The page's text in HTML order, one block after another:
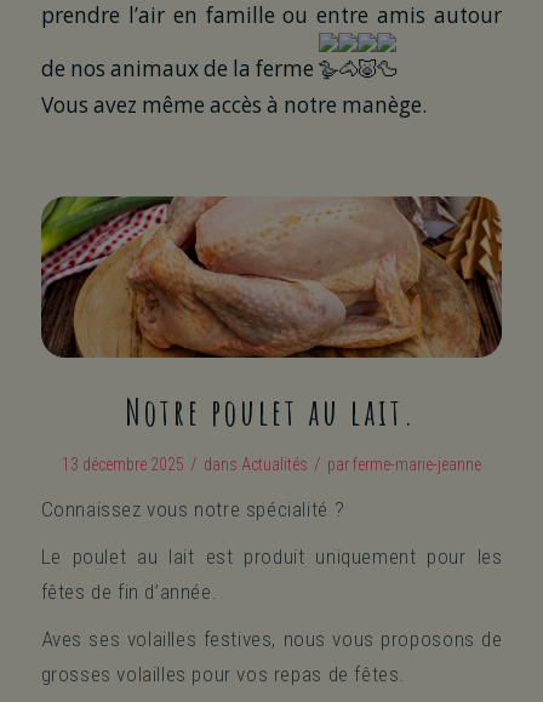
prendre l’air en famille ou entre amis autour
de nos animaux de la ferme
Vous avez même accès à notre manège.
Notre poulet au lait.
13 décembre 2025 / dans Actualités / parferme-marie-jeanne
Connaissez vous notre spécialité ?
Le poulet au lait est produit uniquement pour les
fêtes de fin d’année.
Aves ses volailles festives, nous vous proposons de
grosses volailles pour vos repas de fêtes.